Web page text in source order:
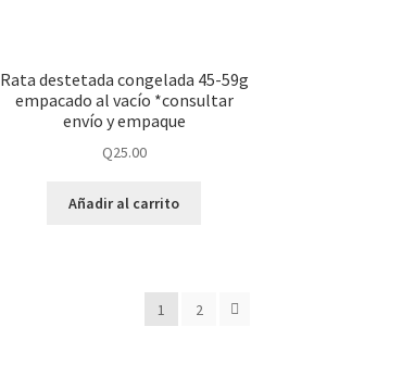
Rata destetada congelada 45-59g
empacado al vacío *consultar
envío y empaque
Q25.00
Añadir al carrito
1 2